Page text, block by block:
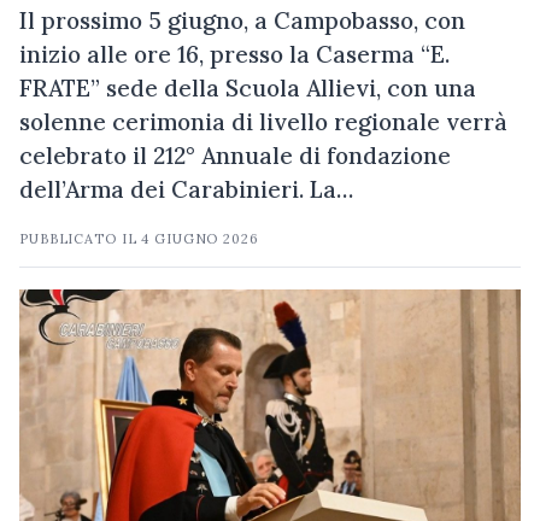
Il prossimo 5 giugno, a Campobasso, con
inizio alle ore 16, presso la Caserma “E.
FRATE” sede della Scuola Allievi, con una
solenne cerimonia di livello regionale verrà
celebrato il 212° Annuale di fondazione
dell’Arma dei Carabinieri. La…
PUBBLICATO IL4 GIUGNO 2026